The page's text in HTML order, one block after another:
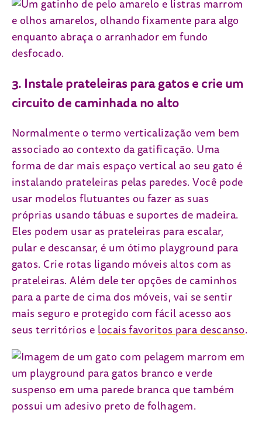
3. Instale prateleiras para gatos e crie um
circuito de caminhada no alto
Normalmente o termo verticalização vem bem
associado ao contexto da gatificação. Uma
forma de dar mais espaço vertical ao seu gato é
instalando prateleiras pelas paredes. Você pode
usar modelos flutuantes ou fazer as suas
próprias usando tábuas e suportes de madeira.
Eles podem usar as prateleiras para escalar,
pular e descansar, é um ótimo playground para
gatos. Crie rotas ligando móveis altos com as
prateleiras. Além dele ter opções de caminhos
para a parte de cima dos móveis, vai se sentir
mais seguro e protegido com fácil acesso aos
seus territórios e locais favoritos para descanso.